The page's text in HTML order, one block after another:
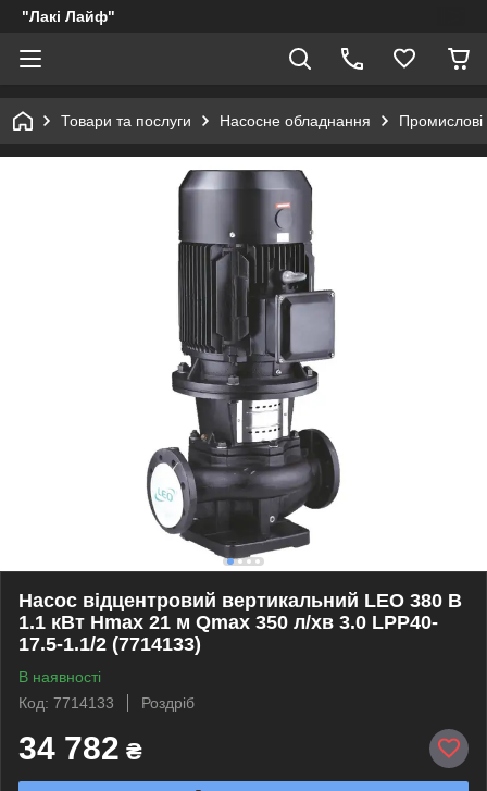
"Лакі Лайф"
Товари та послуги Насосне обладнання Промислові
Насос відцентровий вертикальний LEO 380 В
1.1 кВт Hmax 21 м Qmax 350 л/хв 3.0 LPP40-
17.5-1.1/2 (7714133)
В наявності
Код: 7714133
Роздріб
34 782 ₴